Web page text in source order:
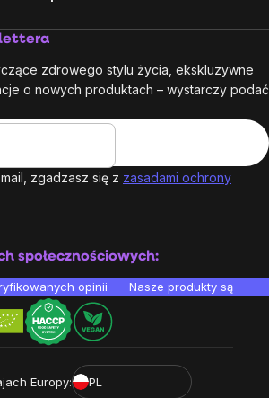
zdrowego stylu życia, ekskluzywne
o nowych produktach – wystarczy podać
zgadzasz się z zasadami ochrony
społecznościowych:
opinii Nasze produkty są
Europy:
PL